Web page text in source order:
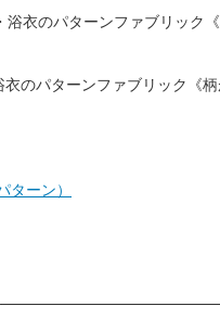
衣のパターンファブリック《
ターン）